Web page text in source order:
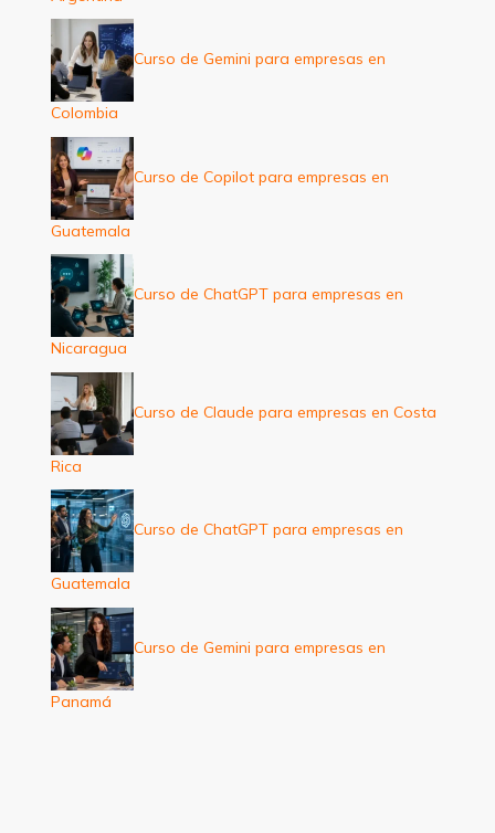
Curso de Gemini para empresas en
Colombia
Curso de Copilot para empresas en
Guatemala
Curso de ChatGPT para empresas en
Nicaragua
Curso de Claude para empresas en Costa
Rica
Curso de ChatGPT para empresas en
Guatemala
Curso de Gemini para empresas en
Panamá